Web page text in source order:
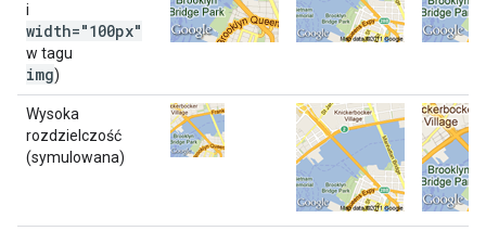
i
width="100px"
w tagu
img)
Wysoka
rozdzielczość
(symulowana)